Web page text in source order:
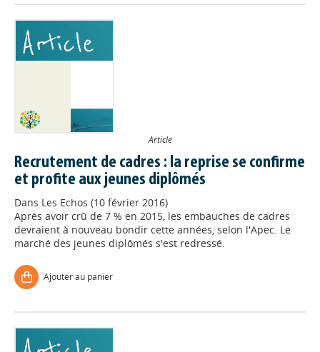
Article
Recrutement de cadres : la reprise se confirme
et profite aux jeunes diplômés
Dans Les Echos (10 février 2016)
Après avoir crû de 7 % en 2015, les embauches de cadres
devraient à nouveau bondir cette années, selon l'Apec. Le
marché des jeunes diplômés s'est redressé.
Ajouter au panier